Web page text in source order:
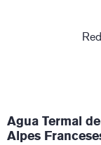
Agua Termal
Alpes